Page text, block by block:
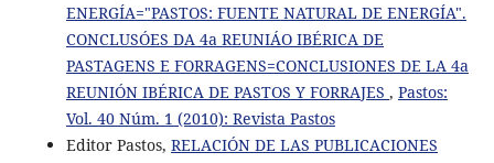
ENERGÍA="PASTOS: FUENTE NATURAL DE ENERGÍA".
CONCLUSÓES DA 4a REUNIÁO IBÉRICA DE
PASTAGENS E FORRAGENS=CONCLUSIONES DE LA 4a
REUNIÓN IBÉRICA DE PASTOS Y FORRAJES , Pastos:
Vol. 40 Núm. 1 (2010): Revista Pastos
Editor Pastos, RELACIÓN DE LAS PUBLICACIONES